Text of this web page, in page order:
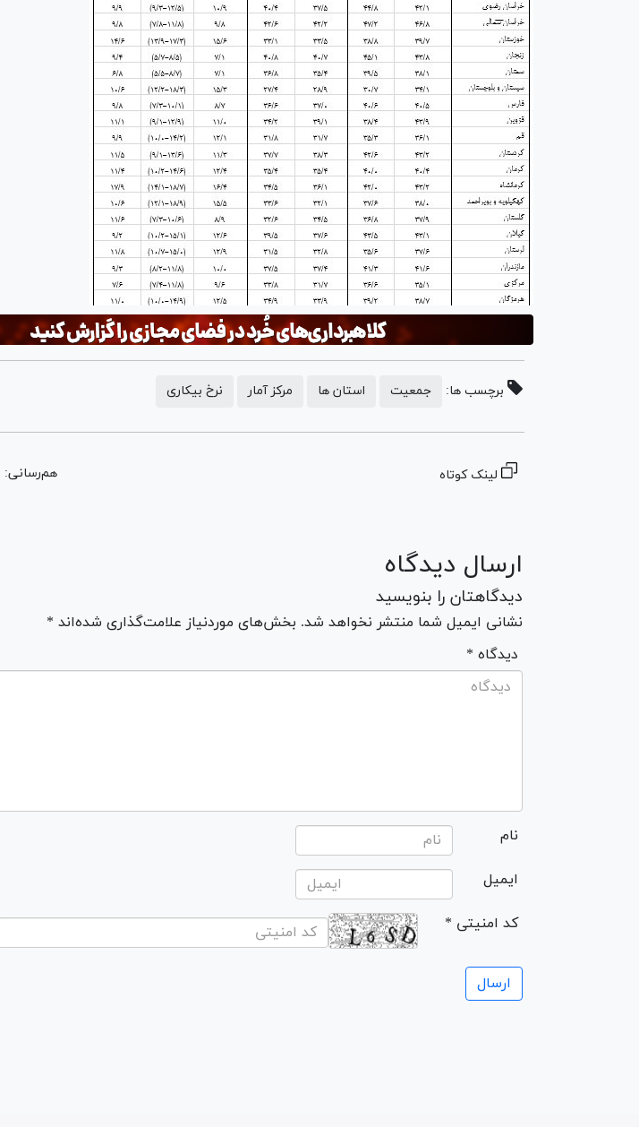
برچسب ها: جمعیت استان ها مرکز آمار نرخ بیکاری
لینک کوتاه هم‌رسانی:
ارسال دیدگاه
دیدگاهتان را بنویسید
نشانی ایمیل شما منتشر نخواهد شد. بخش‌های موردنیاز علامت‌گذاری شده‌اند *
* دیدگاه
نام
ایمیل
* کد امنیتی